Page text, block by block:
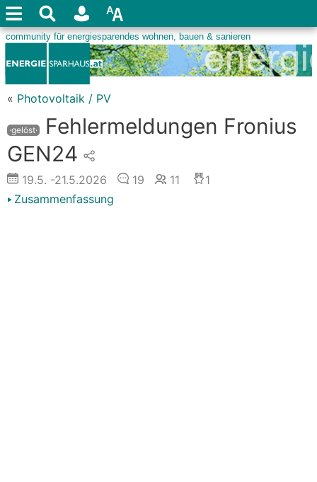
« Photovoltaik / PV
·gelöst·
Fehlermeldungen Fronius
GEN24
19.5. -21.5.2026 19 11
1
Zusammenfassung